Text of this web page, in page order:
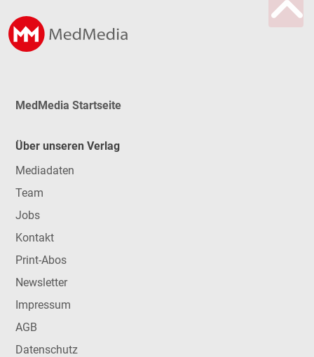
MedMedia Startseite
Über unseren Verlag
Mediadaten
Team
Jobs
Kontakt
Print-Abos
Newsletter
Impressum
AGB
Datenschutz